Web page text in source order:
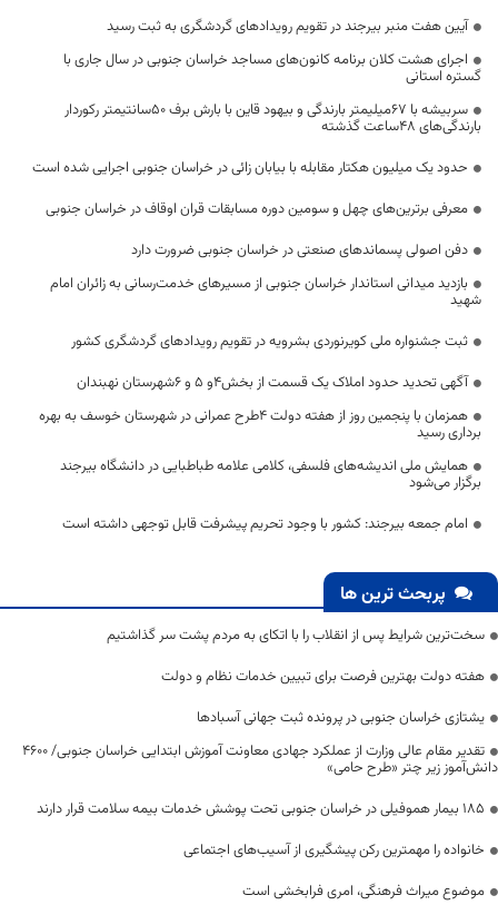
آیین هفت منبر بیرجند در تقویم رویدادهای گردشگری به ثبت رسید
اجرای هشت کلان برنامه کانون‌های مساجد خراسان جنوبی در سال جاری با
گستره استانی
سربیشه با 67میلیمتر بارندگی و بیهود قاین با بارش برف 50سانتیمتر رکوردار
بارندگی‌های 48ساعت گذشته
حدود یک میلیون هکتار مقابله با بیابان زائی در خراسان جنوبی اجرایی شده است
معرفی برترین‌های چهل و سومین دوره مسابقات قران اوقاف در خراسان جنوبی
دفن اصولی پسماندهای صنعتی در خراسان جنوبی ضرورت دارد
بازدید میدانی استاندار خراسان جنوبی از مسیرهای خدمت‌رسانی به زائران امام
شهید
ثبت جشنواره ملی کویرنوردی بشرویه در تقویم رویدادهای گردشگری کشور
آگهی تحدید حدود املاک یک قسمت از بخش4و 5 و 6شهرستان نهبندان
همزمان با پنجمین روز از هفته دولت ۴طرح عمرانی در شهرستان خوسف به بهره
برداری رسید
همایش ملی اندیشه‌های فلسفی، کلامی علامه طباطبایی در دانشگاه بیرجند
برگزار می‌شود
امام جمعه بیرجند: کشور با وجود تحریم پیشرفت قابل توجهی داشته است
پربحث ترین ها
سخت‌ترین شرایط پس از انقلاب را با اتکای به مردم پشت سر گذاشتیم
هفته دولت بهترین فرصت برای تبیین خدمات نظام و دولت
یشتازی خراسان جنوبی در پرونده ثبت جهانی آسبادها
تقدیر مقام عالی وزارت از عملکرد جهادی معاونت آموزش ابتدایی خراسان جنوبی/ ۴۶۰۰
دانش‌آموز زیر چتر «طرح حامی»
۱۸۵ بیمار هموفیلی در خراسان جنوبی تحت پوشش خدمات بیمه سلامت قرار دارند
خانواده را مهمترین رکن پیشگیری از آسیب‌های اجتماعی
موضوع میراث فرهنگی، امری فرابخشی است